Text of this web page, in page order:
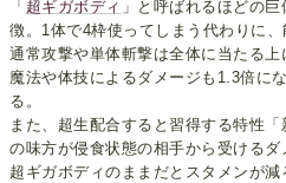
「 超ギガボディ 」と呼ばれるほどの
徴。1体で4枠使ってしまう代わりに、
通常攻撃や単体斬撃は全体に当たる上
魔法や体技によるダメージも1.3倍に
る。
また、超生配合すると習得する特性
の味方が侵食状態の相手から受けるダ
超ギガボディのままだとスタメンが